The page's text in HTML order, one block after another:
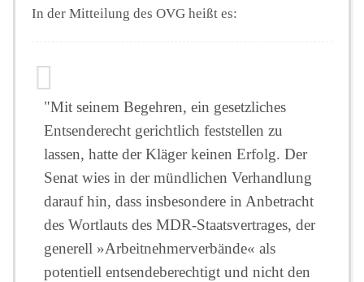
In der Mitteilung des OVG heißt es:
"Mit seinem Begehren, ein gesetzliches
Entsenderecht gerichtlich feststellen zu
lassen, hatte der Kläger keinen Erfolg. Der
Senat wies in der mündlichen Verhandlung
darauf hin, dass insbesondere in Anbetracht
des Wortlauts des MDR-Staatsvertrages, der
generell »Arbeitnehmerverbände« als
potentiell entsendeberechtigt und nicht den